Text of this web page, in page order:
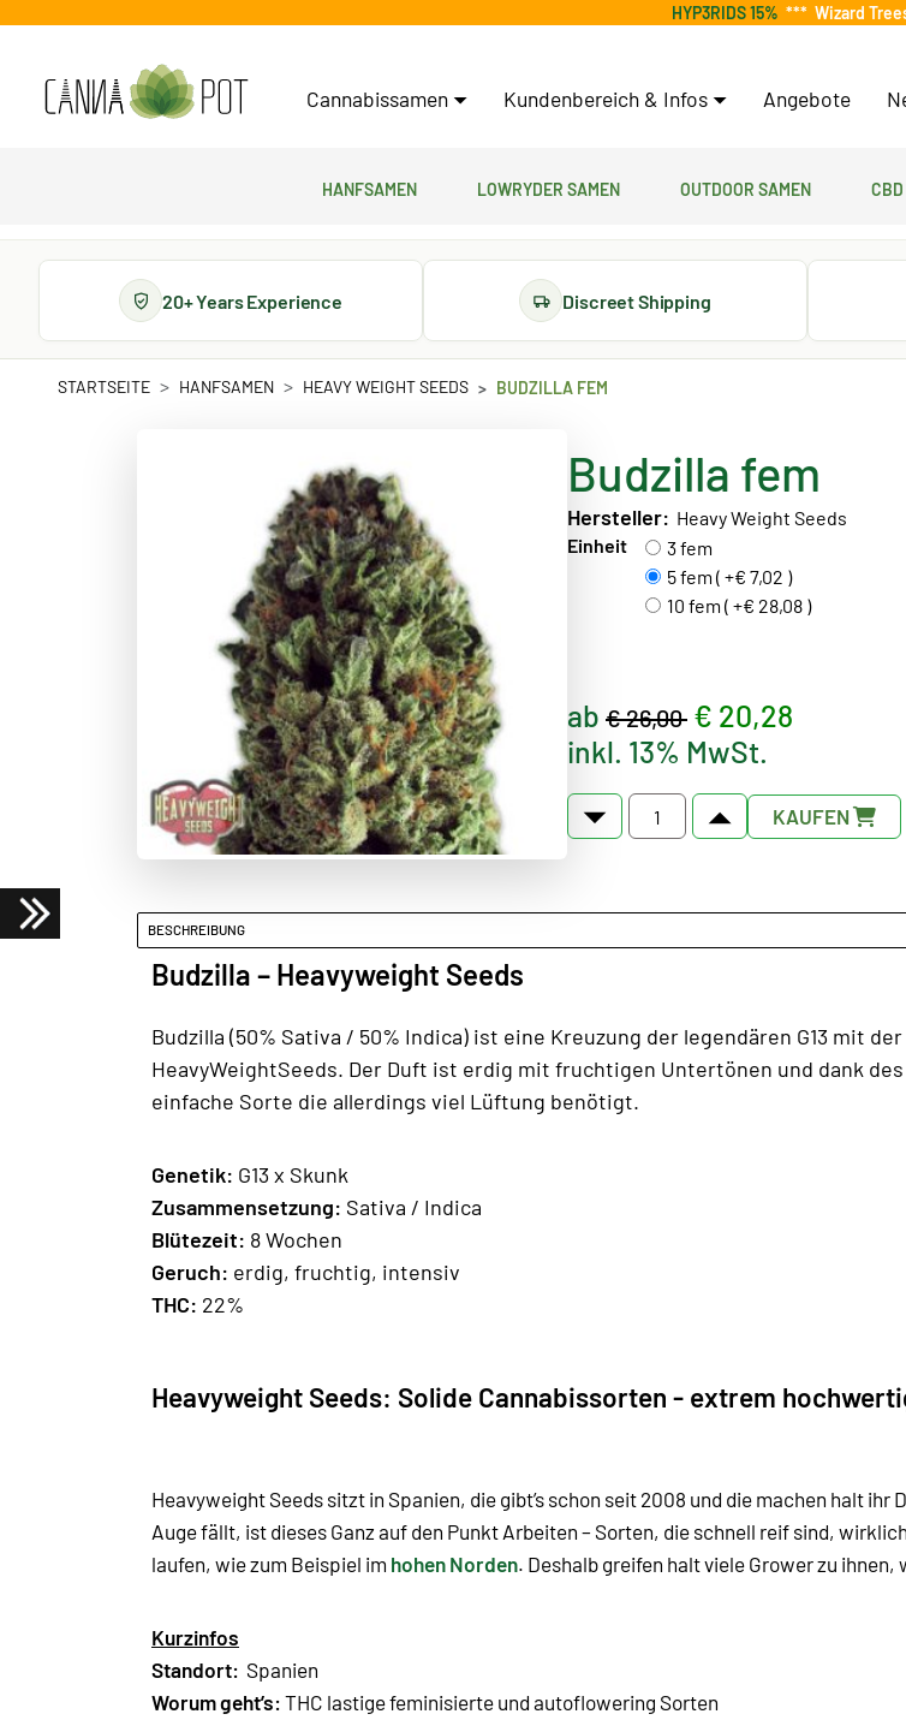
HYP3RIDS 15% *** Wizard
Cannabissamen Kundenbereich & Infos Angebote
Hanfsamen Lowryder Samen Outdoor Samen
20+ Years Experience Discreet Shipping
STARTSEITE HANFSAMEN HEAVY WEIGHT SEEDS BUDZILLA FEM
Budzilla fem
Hersteller: Heavy Weight Seeds
Einheit
3 fem
5 fem ( +€ 7,02 )
10 fem ( +€ 28,08 )
ab € 26,00 € 20,28
inkl. 13% MwSt.
KAUFEN
BESCHREIBUNG
Budzilla – Heavyweight Seeds
Budzilla (50% Sativa / 50% Indica) ist eine Kreuzung der legendären G13 mit
HeavyWeightSeeds. Der Duft ist erdig mit fruchtigen Untertönen und dank
einfache Sorte die allerdings viel Lüftung benötigt.
Genetik: G13 x Skunk
Zusammensetzung: Sativa / Indica
Blütezeit: 8 Wochen
Geruch: erdig, fruchtig, intensiv
THC: 22%
Heavyweight Seeds: Solide Cannabissorten - extrem
Heavyweight Seeds sitzt in Spanien, die gibt’s schon seit 2008 und die machen halt
Auge fällt, ist dieses Ganz auf den Punkt Arbeiten – Sorten, die schnell reif sind,
laufen, wie zum Beispiel im hohen Norden. Deshalb greifen halt viele Grower zu
Kurzinfos
Standort: Spanien
Worum geht’s: THC lastige feminisierte und autoflowering Sorten